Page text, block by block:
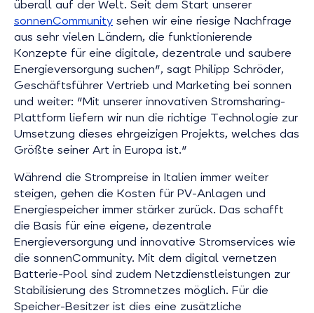
überall auf der Welt. Seit dem Start unserer
sonnenCommunity sehen wir eine riesige Nachfrage
aus sehr vielen Ländern, die funktionierende
Konzepte für eine digitale, dezentrale und saubere
Energieversorgung suchen", sagt Philipp Schröder,
Geschäftsführer Vertrieb und Marketing bei sonnen
und weiter: "Mit unserer innovativen Stromsharing-
Plattform liefern wir nun die richtige Technologie zur
Umsetzung dieses ehrgeizigen Projekts, welches das
Größte seiner Art in Europa ist."
Während die Strompreise in Italien immer weiter
steigen, gehen die Kosten für PV-Anlagen und
Energiespeicher immer stärker zurück. Das schafft
die Basis für eine eigene, dezentrale
Energieversorgung und innovative Stromservices wie
die sonnenCommunity. Mit dem digital vernetzen
Batterie-Pool sind zudem Netzdienstleistungen zur
Stabilisierung des Stromnetzes möglich. Für die
Speicher-Besitzer ist dies eine zusätzliche